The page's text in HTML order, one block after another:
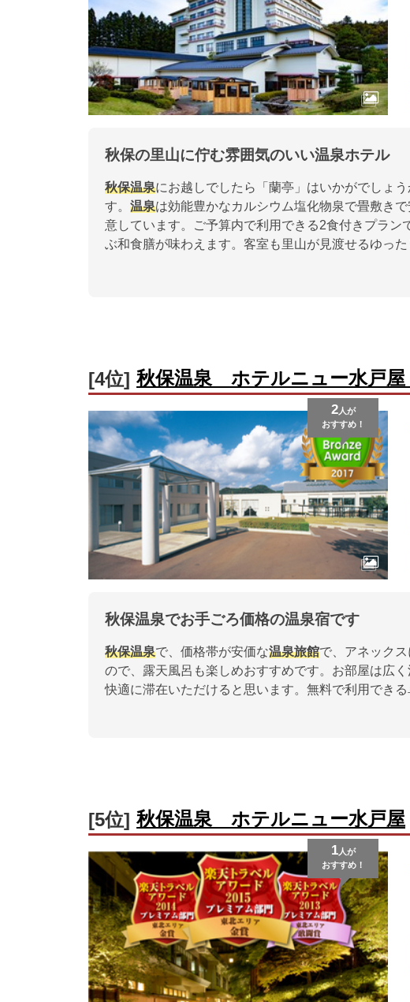
秋保の里山に佇む雰囲気のいい温泉ホテル
秋保温泉にお越しでしたら「蘭亭」はいかがでしょう
す。 温泉は効能豊かなカルシウム塩化物泉で畳敷き
意しています。ご予算内で利用できる2食付きプラ
ぶ和食膳が味わえます。客室も里山が見渡せるゆっ
[4位] 秋保温泉 ホテルニュー水戸
2人が
おすすめ！
秋保温泉でお手ごろ価格の温泉宿です
秋保温泉で、価格帯が安価な温泉旅館で、アネック
ので、露天風呂も楽しめおすすめです。お部屋は広
快適に滞在いただけると思います。無料で利用でき
[5位] 秋保温泉 ホテルニュー水戸屋
1人が
おすすめ！